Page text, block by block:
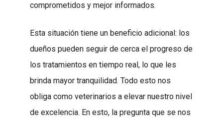
comprometidos y mejor informados.
Esta situación tiene un beneficio adicional: los
dueños pueden seguir de cerca el progreso de
los tratamientos en tiempo real, lo que les
brinda mayor tranquilidad. Todo esto nos
obliga como veterinarios a elevar nuestro nivel
de excelencia. En esto, la pregunta que se nos